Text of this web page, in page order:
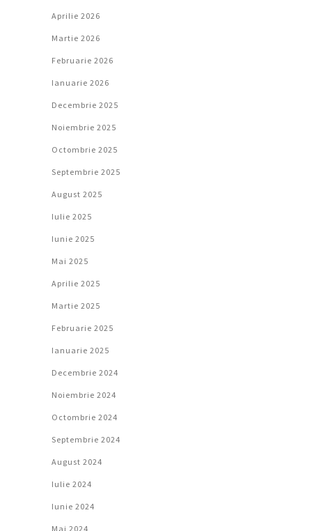
Aprilie 2026
Martie 2026
Februarie 2026
Ianuarie 2026
Decembrie 2025
Noiembrie 2025
Octombrie 2025
Septembrie 2025
August 2025
Iulie 2025
Iunie 2025
Mai 2025
Aprilie 2025
Martie 2025
Februarie 2025
Ianuarie 2025
Decembrie 2024
Noiembrie 2024
Octombrie 2024
Septembrie 2024
August 2024
Iulie 2024
Iunie 2024
Mai 2024